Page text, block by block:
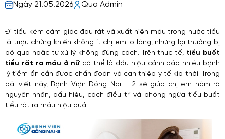
Ngày 21.05.2026 Qua Admin
Đi tiểu kèm cảm giác đau rát và xuất hiện máu trong nước tiểu
là triệu chứng khiến không ít chị em lo lắng, nhưng lại thường bị
bỏ qua hoặc tự xử lý không đúng cách. Trên thực tế, tiểu buốt
tiểu rắt ra máu ở nữcó thể là dấu hiệu cảnh báo nhiều bệnh
lý tiềm ẩn cần được chẩn đoán và can thiệp y tế kịp thời. Trong
bài viết này, Bệnh Viện Đồng Nai – 2 sẽ giúp chị em nắm rõ
nguyên nhân, dấu hiệu, cách điều trị và phòng ngừa tiểu buốt
tiểu rắt ra máu hiệu quả.